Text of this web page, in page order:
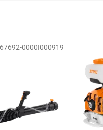
67692-0000I000919